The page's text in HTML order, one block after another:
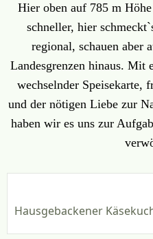
Hier oben auf 785 m
schneller, hier
regional, schauen aber
Landesgrenzen hinaus. Mit
wechselnder Speisekarte,
und der nötigen Liebe zur
haben wir es uns zur
Hausgebackener